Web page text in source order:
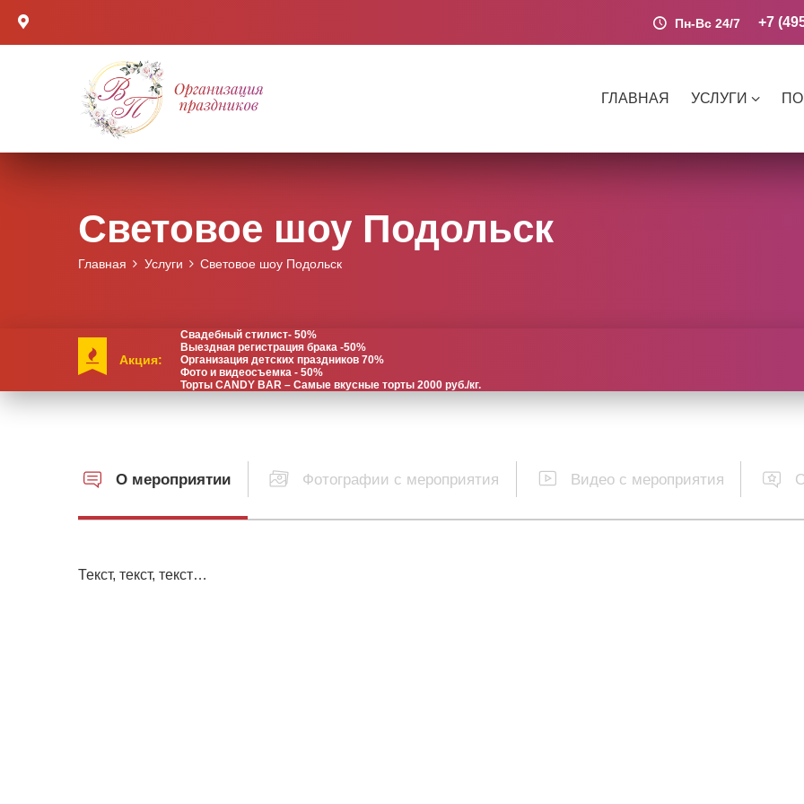
Пн-Вс 24/7 +7
ГЛАВНАЯ УСЛУГИ
Световое шоу Подольск
Главная Услуги Световое шоу Подольск
Акция:
Свадебный стилист- 50%
Выездная регистрация брака -50%
Организация детских праздников 70%
Фото и видеосъемка - 50%
Торты CANDY BAR – Самые вкусные торты 2000 руб./кг.
О мероприятии Фотографии с мероприятия Видео с мероприятия
Текст, текст, текст…